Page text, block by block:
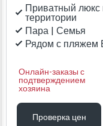
Приватный люкс
территории
Пара | Семья
Рядом с пляжем
Онлайн-заказы с
подтверждением
хозяина
Проверка цен